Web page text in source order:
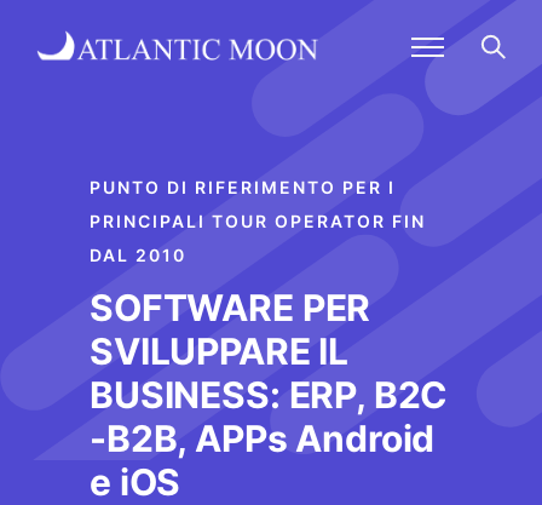
PUNTO DI RIFERIMENTO PER I
PRINCIPALI TOUR OPERATOR FIN
DAL 2010
SOFTWARE PER
SVILUPPARE IL
BUSINESS: ERP, B2C
-B2B, APPs Android
e iOS